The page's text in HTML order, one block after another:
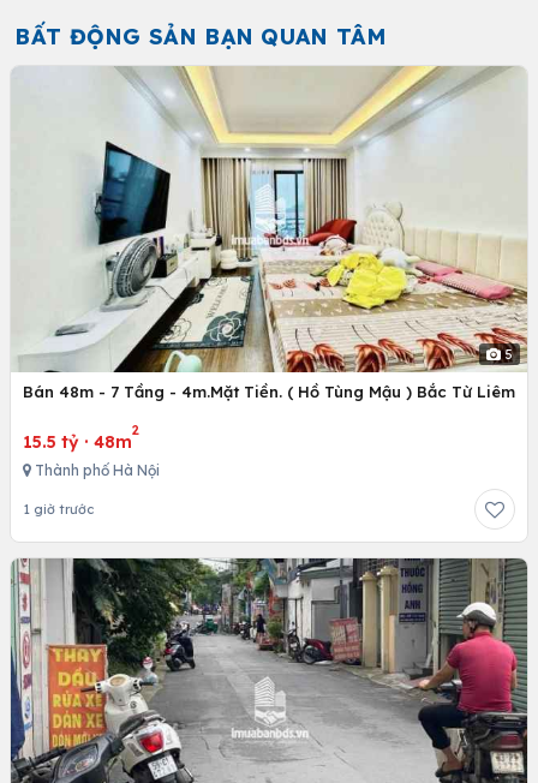
BẤT ĐỘNG SẢN BẠN QUAN TÂM
5
Bán 48m - 7 Tầng - 4m.Mặt Tiền. ( Hồ Tùng Mậu ) Bắc Từ Liêm
15.5 tỷ · 48m
2
Thành phố Hà Nội
1 giờ trước